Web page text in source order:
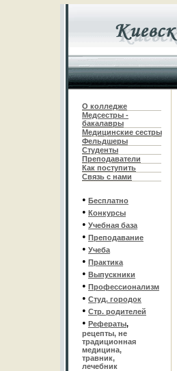
О колледже
Медсестры -
бакалавры
Медицинские сестры
Фельдшеры
Студенты
Преподаватели
Как поступить
Связь с нами
• Бесплатно
• Конкурсы
• Учебная база
• Преподавание
• Учеба
• Практика
• Выпускники
• Профессионализм
• Студ. городок
• Стр. родителей
• Рефераты,
рецепты, не
традиционная
медицина,
травник,
лечебник